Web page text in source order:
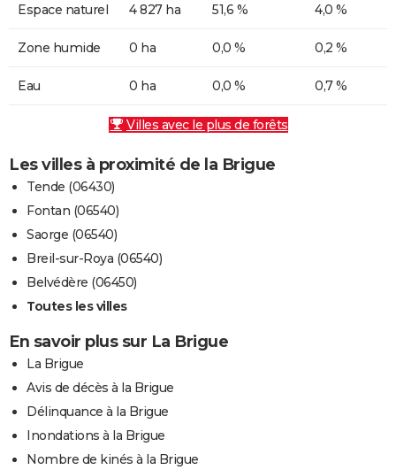
Espace naturel 4 827 ha 51,6 % 4,0 %
Zone humide 0 ha 0,0 % 0,2 %
Eau 0 ha 0,0 % 0,7 %
Villes avec le plus de forêts
Les villes à proximité de la Brigue
Tende (06430)
Fontan (06540)
Saorge (06540)
Breil-sur-Roya (06540)
Belvédère (06450)
Toutes les villes
En savoir plus sur La Brigue
La Brigue
Avis de décès à la Brigue
Délinquance à la Brigue
Inondations à la Brigue
Nombre de kinés à la Brigue